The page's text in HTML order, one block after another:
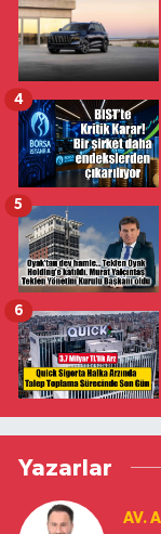
4
5
6
Yazarlar
AV.